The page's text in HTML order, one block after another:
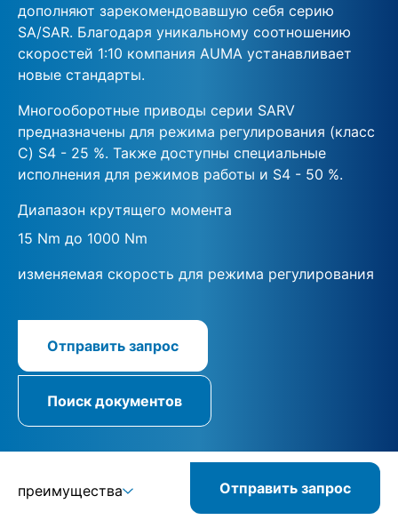
дополняют зарекомендовавшую себя серию
SA/SAR. Благодаря уникальному соотношению
скоростей 1:10 компания AUMA устанавливает
новые стандарты.
Многооборотные приводы серии SARV
предназначены для режима регулирования (класс
C) S4 - 25 %. Также доступны специальные
исполнения для режимов работы и S4 - 50 %.
Диапазон крутящего момента
15 Nm до 1000 Nm
изменяемая скорость для режима регулирования
Отправить запрос
Поиск документов
преимущества Отправить запрос